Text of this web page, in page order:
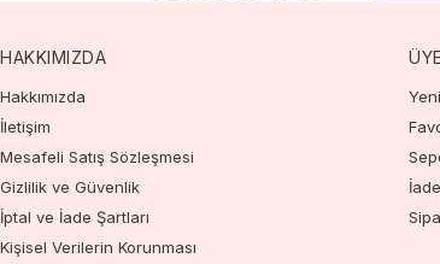
HAKKIMIZDA
Hakkımızda
İletişim
Mesafeli Satış Sözleşmesi
Gizlilik ve Güvenlik
İptal ve İade Şartları
Kişisel Verilerin Korunması